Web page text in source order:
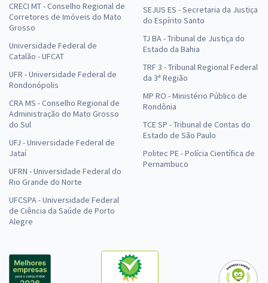
CRECI MT - Conselho Regional de
Corretores de Imóveis do Mato
Grosso
Universidade Federal de
Catalão - UFCAT
UFR - Universidade Federal de
Rondonópolis
CRA MS - Conselho Regional de
Administração do Mato Grosso
do Sul
UFJ - Universidade Federal de
Jataí
UFRN - Universidade Federal do
Rio Grande do Norte
UFCSPA - Universidade Federal
de Ciência da Saúde de Porto
Alegre
SEJUS ES - Secretaria da Justiça
do Espírito Santo
TJ BA - Tribunal de Justiça do
Estado da Bahia
TRF 3 - Tribunal Regional Federal
da 3ª Região
MP RO - Ministério Público de
Rondônia
TCE SP - Tribunal de Contas do
Estado de São Paulo
Politec PE - Polícia Científica de
Pernambuco